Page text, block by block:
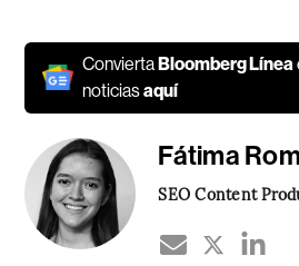
ConviertaBloomberg Línea
noticiasaquí
Fátima
SEO Content